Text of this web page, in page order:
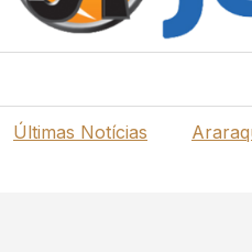
Últimas Notícias